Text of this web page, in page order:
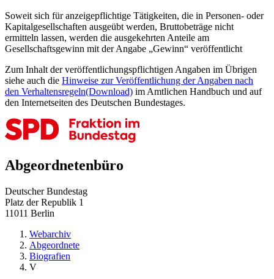
Soweit sich für anzeigepflichtige Tätigkeiten, die in Personen- oder
Kapitalgesellschaften ausgeübt werden, Bruttobeträge nicht
ermitteln lassen, werden die ausgekehrten Anteile am
Gesellschaftsgewinn mit der Angabe „Gewinn“ veröffentlicht
Zum Inhalt der veröffentlichungspflichtigen Angaben im Übrigen
siehe auch die Hinweise zur Veröffentlichung der Angaben nach
den Verhaltensregeln(Download) im Amtlichen Handbuch und auf
den Internetseiten des Deutschen Bundestages.
Abgeordnetenbüro
Deutscher Bundestag
Platz der Republik 1
11011 Berlin
Webarchiv
Abgeordnete
Biografien
V